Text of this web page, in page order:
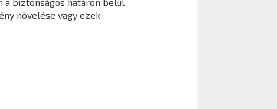
növelése vagy ezek